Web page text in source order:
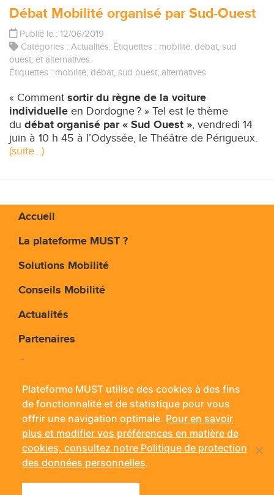
Débat Mobilité organisé par Sud-Ouest
Publié le : 12/06/2019
Catégories : Actualités. Étiquettes : mobilité, débat, sud
ouest, et alternatives.
Étiquettes : mobilité, débat, sud ouest, alternatives
« Comment sortir du règne de la voiture
individuelle en Dordogne ? » Tel est le thème
du débat organisé par « Sud Ouest », vendredi 14
juin à 10 h 45 à l’Odyssée, le Théâtre de Périgueux.
(suite…)
Accueil
La plateforme MUST ?
Solutions Mobilité
Conseils Mobilité
Actualités
Partenaires
Contact
Plateforme MUST - 11 rue Jean Bouin - 24660
Coulounieix-Chamiers
Mobile :06 14 56 42 38- Tél. :05 53 09 03 15- Fax : 05
53 09 03 71
Mentions légales
Politique de confidentialité
Plateforme MUST utilise des cookies à des fins
de fonctionnalité et de statistique pour vous
offrir une navigation optimale. Pour en savoir
plus et modifier vos préférences en matière de
cookies, consultez notre Politique de protection
des données personnelles.